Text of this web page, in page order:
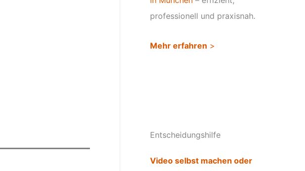
professionell und praxisnah.
Mehr erfahren >
Entscheidungshilfe
Video selbst machen oder